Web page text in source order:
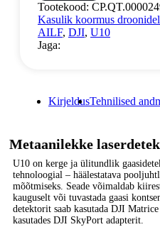
Tootekood:
Kasulik koormus
AILF, DJI, U10
Jaga:
KirjeldusTehnilised
Metaanilekke
U10 on kerge ja ülitundlik
tehnoloogial – häälestatava
mõõtmiseks. Seade võimaldab
kauguselt või tuvastada gaasi
detektorit saab kasutada DJI
kasutades DJI SkyPort adapterit.